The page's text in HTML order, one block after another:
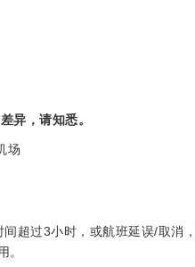
异，请知悉。
场
超过3小时，或航班延误/取消
。